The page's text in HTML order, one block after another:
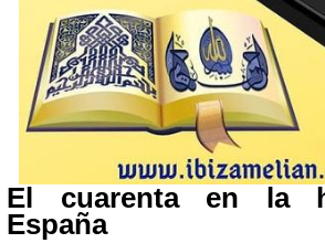
El cuarenta en la
España